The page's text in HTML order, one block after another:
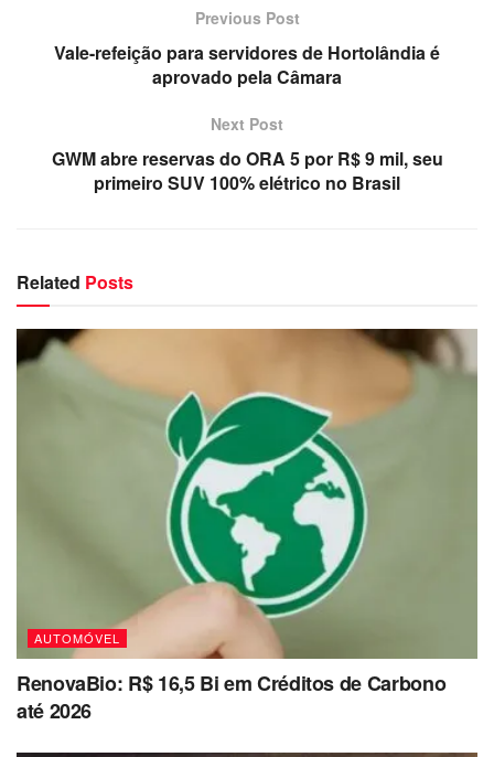
Previous Post
Vale-refeição para servidores de Hortolândia é
aprovado pela Câmara
Next Post
GWM abre reservas do ORA 5 por R$ 9 mil, seu
primeiro SUV 100% elétrico no Brasil
Related Posts
AUTOMÓVEL
RenovaBio: R$ 16,5 Bi em Créditos de Carbono
até 2026